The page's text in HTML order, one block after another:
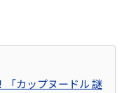
「カップヌードル 謎